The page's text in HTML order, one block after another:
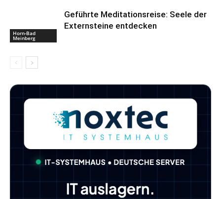
Horn-Bad
Meinberg
Geführte Meditationsreise: Seele der
Externsteine entdecken